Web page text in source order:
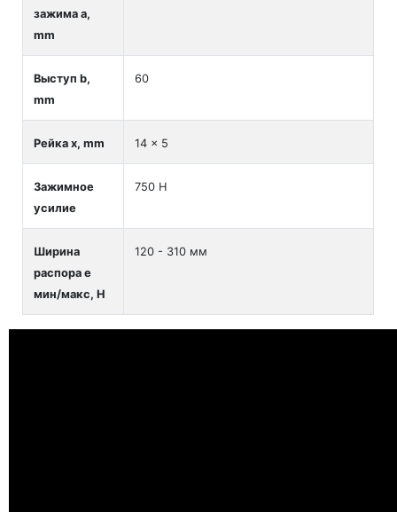
зажима а,
mm
Выступ b,
mm
60
Рейка x, mm 14 x 5
Зажимное
усилие
750 Н
Ширина
распора е
мин/макс, H
120 - 310 мм